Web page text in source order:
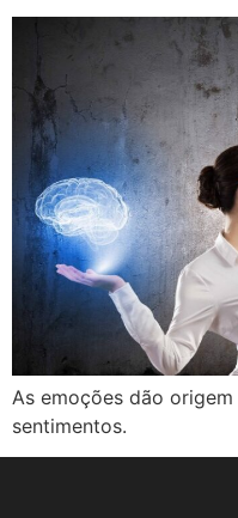
As emoções dão
sentimentos.